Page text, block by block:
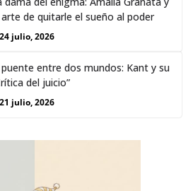
de quitarle el sueño al poder
24 julio, 2026
puente entre dos mundos: Kant y su
del juicio”
21 julio, 2026